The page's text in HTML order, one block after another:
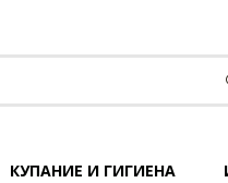
КУПАНИЕ И ГИГИЕНА